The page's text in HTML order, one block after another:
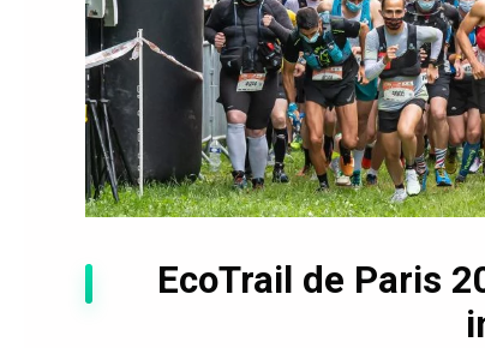
EcoTrail de Paris